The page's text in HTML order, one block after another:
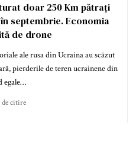
doar 250 Km pătrați
septembrie. Economia
de drone
ale rusa din Ucraina au scăzut
pierderile de teren ucrainene din
egale…
citire